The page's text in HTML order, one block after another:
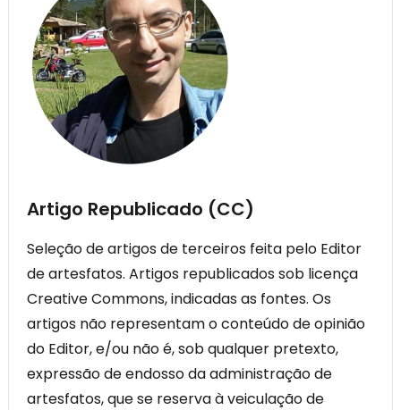
Artigo Republicado (CC)
Seleção de artigos de terceiros feita pelo Editor
de artesfatos. Artigos republicados sob licença
Creative Commons, indicadas as fontes. Os
artigos não representam o conteúdo de opinião
do Editor, e/ou não é, sob qualquer pretexto,
expressão de endosso da administração de
artesfatos, que se reserva à veiculação de